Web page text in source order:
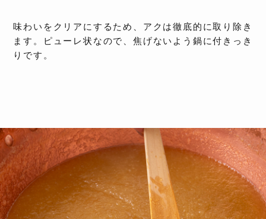
味わいをクリアにするため、アクは徹底的に取り除き
ます。ピューレ状なので、焦げないよう鍋に付きっき
りです。